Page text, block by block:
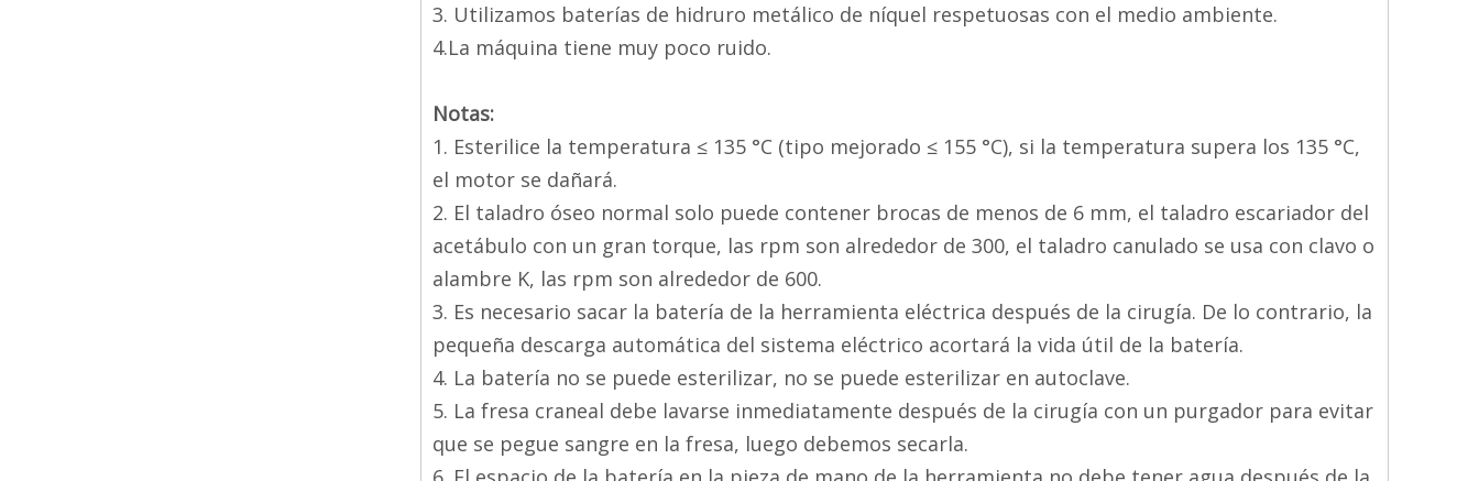
3. Utilizamos baterías de hidruro metálico de níquel respetuosas con el medio ambiente.
4.La máquina tiene muy poco ruido.
Notas:
1. Esterilice la temperatura ≤ 135 °C (tipo mejorado ≤ 155 °C), si la temperatura supera los 135 °C,
el motor se dañará.
2. El taladro óseo normal solo puede contener brocas de menos de 6 mm, el taladro escariador del
acetábulo con un gran torque, las rpm son alrededor de 300, el taladro canulado se usa con clavo o
alambre K, las rpm son alrededor de 600.
3. Es necesario sacar la batería de la herramienta eléctrica después de la cirugía. De lo contrario, la
pequeña descarga automática del sistema eléctrico acortará la vida útil de la batería.
4. La batería no se puede esterilizar, no se puede esterilizar en autoclave.
5. La fresa craneal debe lavarse inmediatamente después de la cirugía con un purgador para evitar
que se pegue sangre en la fresa, luego debemos secarla.